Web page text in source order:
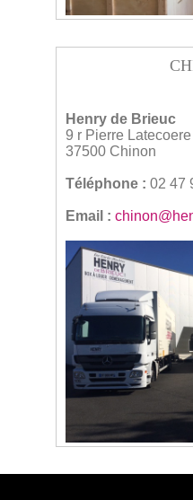
Henry de Brieuc
9 r Pierre
37500 Chinon
Téléphone : 02 47
Email :